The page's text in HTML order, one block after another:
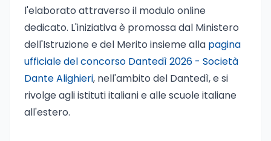
l'elaborato attraverso il modulo online
dedicato. L'iniziativa è promossa dal Ministero
dell'Istruzione e del Merito insieme alla pagina
ufficiale del concorso Dantedì 2026 - Società
Dante Alighieri, nell'ambito del Dantedì, e si
rivolge agli istituti italiani e alle scuole italiane
all'estero.